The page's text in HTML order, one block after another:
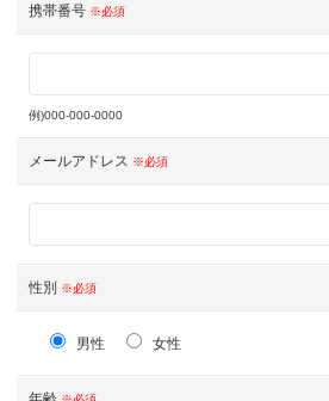
携帯番号 ※必須
例)000-000-0000
メールアドレス ※必須
性別 ※必須
男性 女性